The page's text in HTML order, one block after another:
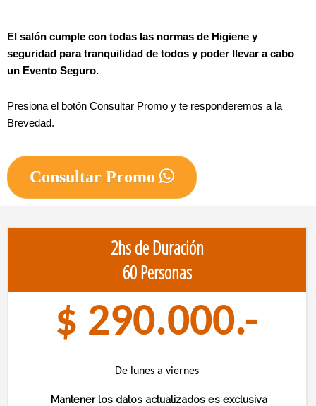
El salón cumple con todas las normas de Higiene y
seguridad para tranquilidad de todos y poder llevar a cabo
un Evento Seguro.
Presiona el botón Consultar Promo y te responderemos a la
Brevedad.
Consultar Promo
2hs de Duración
60 Personas
$ 290.000.-
De lunes a viernes
Mantener los datos actualizados es exclusiva